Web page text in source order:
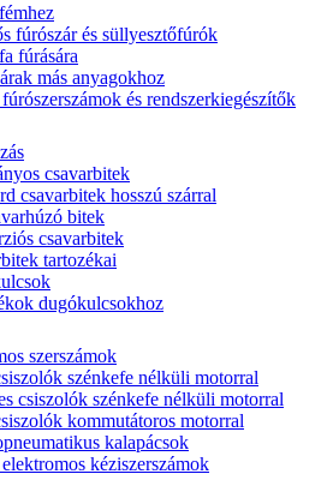
fúrószár és süllyesztőfúrók
fúrására
más anyagokhoz
és rendszerkiegészítők
csavarbitek
csavarbitek hosszú szárral
bitek
csavarbitek
tartozékai
dugókulcsokhoz
szerszámok
szénkefe nélküli motorral
csiszolók szénkefe nélküli motorral
kommutátoros motorral
kalapácsok
kéziszerszámok